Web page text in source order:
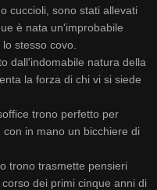
cuccioli, sono stati allevati
è nata un'improbabile
stesso covo.
dall'indomabile natura della
la forza di chi vi si siede
trono perfetto per
in mano un bicchiere di
trono trasmette pensieri
dei primi cinque anni di